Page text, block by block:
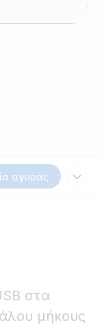
στη μία πλευρά
αγοράς
στα
μήκους